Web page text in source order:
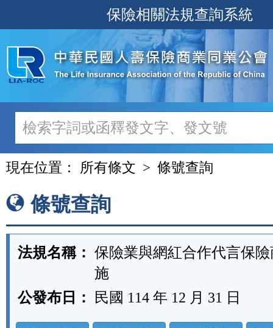
至
主
內
容
保險相關法規查詢系統
現在位置： 所有條文 條號查詢
條號查詢
法規名稱： 保險業與網紅合作代言保
施
公發布日：
民國 114 年 12 月 31 日
法